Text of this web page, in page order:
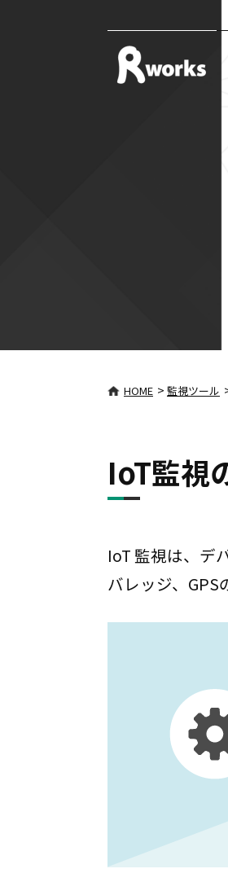
HOME > 監視ツール
IoT監視
IoT 監視は、デ
バレッジ、GPS